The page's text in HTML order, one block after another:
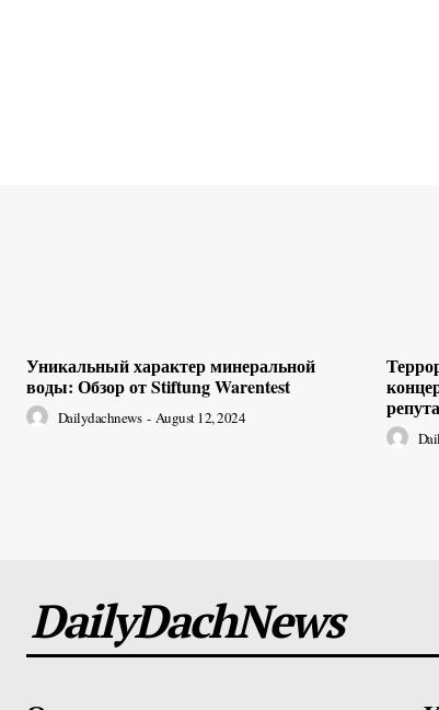
Уникальный характер минеральной
воды: Обзор от Stiftung Warentest
Dailydachnews - August 12, 2024
DailyDachNews